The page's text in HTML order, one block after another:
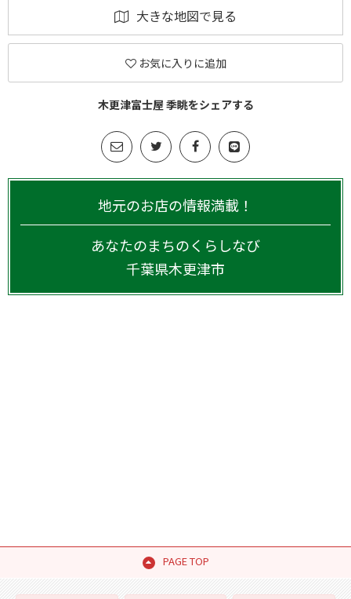
大きな地図で見る
お気に入りに追加
木更津富士屋 季眺をシェアする
地元のお店の情報満載！
あなたのまちのくらしなび
千葉県木更津市
PAGE TOP